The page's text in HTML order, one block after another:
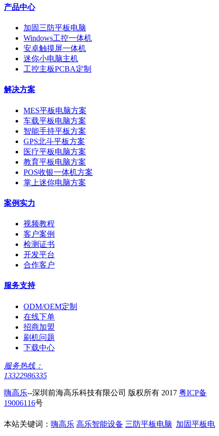
产品中心
加固三防平板电脑
Windows工控一体机
安卓触摸屏一体机
迷你小电脑主机
工控主板PCBA定制
解决方案
MES平板电脑方案
车载平板电脑方案
智能手持平板方案
GPS北斗平板方案
医疗平板电脑方案
教育平板电脑方案
POS收银一体机方案
掌上迷你电脑方案
案例实力
视频教程
客户案例
检测证书
开发平台
合作客户
服务支持
ODM/OEM定制
在线下单
招商加盟
刷机问题
下载中心
服务热线：
13322986335
嗨高乐--深圳前海高乐科技有限公司 版权所有 2017 粤ICP备
19006116号
本站关键词： 嗨高乐 高乐智能设备 三防平板电脑 加固平板电